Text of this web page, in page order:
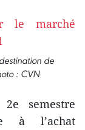
de
: CVN
semestre
à l’achat